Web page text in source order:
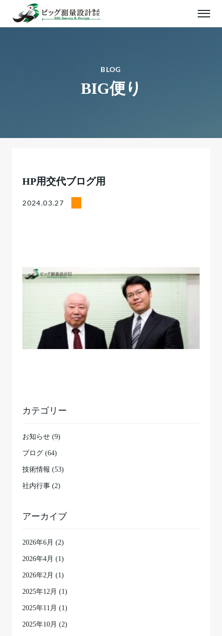
BLOG
BIG便り
HP用交代ブログ用
2024.03.27
カテゴリー
お知らせ (9)
ブログ (64)
技術情報 (53)
社内行事 (2)
アーカイブ
2026年6月 (2)
2026年4月 (1)
2026年2月 (1)
2025年12月 (1)
2025年11月 (1)
2025年10月 (2)